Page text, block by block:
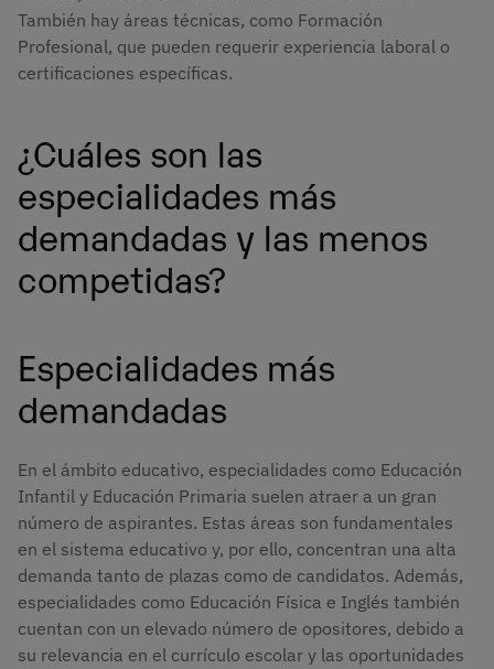
También hay áreas técnicas, como Formación
Profesional, que pueden requerir experiencia laboral o
certificaciones específicas.
¿Cuáles son las
especialidades más
demandadas y las menos
competidas?
Especialidades más
demandadas
En el ámbito educativo, especialidades como Educación
Infantil y Educación Primaria suelen atraer a un gran
número de aspirantes. Estas áreas son fundamentales
en el sistema educativo y, por ello, concentran una alta
demanda tanto de plazas como de candidatos. Además,
especialidades como Educación Física e Inglés también
cuentan con un elevado número de opositores, debido a
su relevancia en el currículo escolar y las oportunidades